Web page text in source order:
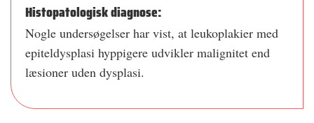
Histopatologisk diagnose:
Nogle undersøgelser har vist, at leukoplakier med
epiteldysplasi hyppigere udvikler malignitet end
læsioner uden dysplasi.